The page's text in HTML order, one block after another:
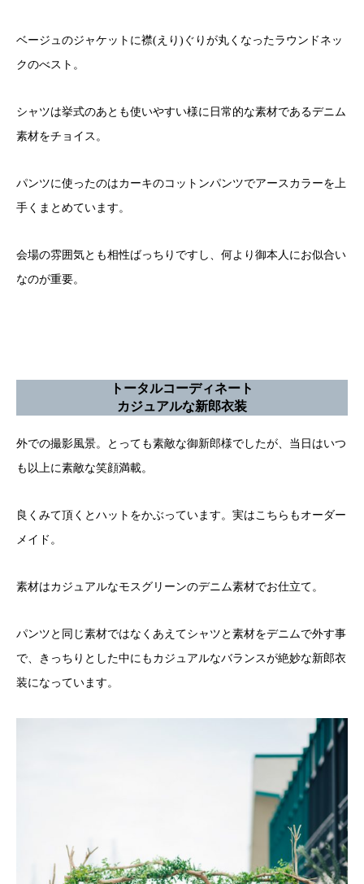
ベージュのジャケットに襟(えり)ぐりが丸くなったラウンドネッ
クのべスト。
シャツは挙式のあとも使いやすい様に日常的な素材であるデニム
素材をチョイス。
パンツに使ったのはカーキのコットンパンツでアースカラーを上
手くまとめています。
会場の雰囲気とも相性ばっちりですし、何より御本人にお似合い
なのが重要。
トータルコーディネート
カジュアルな新郎衣装
外での撮影風景。とっても素敵な御新郎様でしたが、当日はいつ
も以上に素敵な笑顔満載。
良くみて頂くとハットをかぶっています。実はこちらもオーダー
メイド。
素材はカジュアルなモスグリーンのデニム素材でお仕立て。
パンツと同じ素材ではなくあえてシャツと素材をデニムで外す事
で、きっちりとした中にもカジュアルなバランスが絶妙な新郎衣
装になっています。